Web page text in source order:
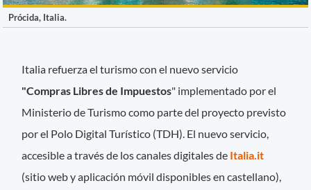
Prócida, Italia.
Italia refuerza el turismo con el nuevo servicio
"Compras Libres de Impuestos" implementado por el
Ministerio de Turismo como parte del proyecto previsto
por el Polo Digital Turístico (TDH). El nuevo servicio,
accesible a través de los canales digitales de Italia.it
(sitio web y aplicación móvil disponibles en castellano),